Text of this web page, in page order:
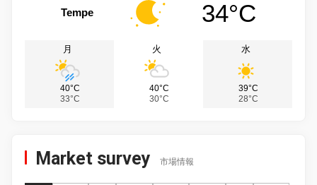
Tempe 34°C
月
40°C
33°C
火
40°C
30°C
水
39°C
28°C
Market survey 市場情報